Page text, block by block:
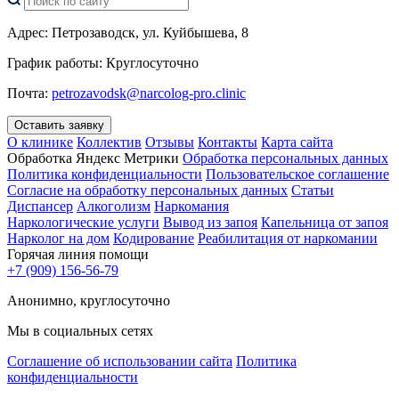
Адрес: Петрозаводск, ул. Куйбышева, 8
График работы: Круглосуточно
Почта: petrozavodsk@narcolog-pro.clinic
Оставить заявку
О клинике Коллектив Отзывы Контакты Карта сайта
Обработка Яндекс Метрики Обработка персональных данных
Политика конфиденциальности Пользовательское соглашение
Согласие на обработку персональных данных Статьи
Диспансер Алкоголизм Наркомания
Наркологические услуги Вывод из запоя Капельница от запоя
Нарколог на дом Кодирование Реабилитация от наркомании
Горячая линия помощи
+7 (909) 156-56-79
Анонимно, круглосуточно
Мы в социальных сетях
Соглашение об использовании сайта Политика
конфиденциальности